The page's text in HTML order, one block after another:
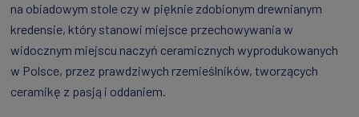
na obiadowym stole czy w pięknie zdobionym drewnianym
kredensie, który stanowi miejsce przechowywania w
widocznym miejscu naczyń ceramicznych wyprodukowanych
w Polsce, przez prawdziwych rzemieślników, tworzących
ceramikę z pasją i oddaniem.